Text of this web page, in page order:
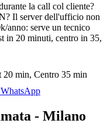
la call col cliente?
Il server dell'ufficio non
anno: serve un tecnico
in 20 minuti, centro in 35,
min, Centro 35 min
WhatsApp
- Milano